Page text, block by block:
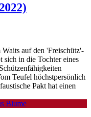
auf den 'Freischütz'-
sich in die Tochter eines
Teufel höchstpersönlich
Pakt hat einen